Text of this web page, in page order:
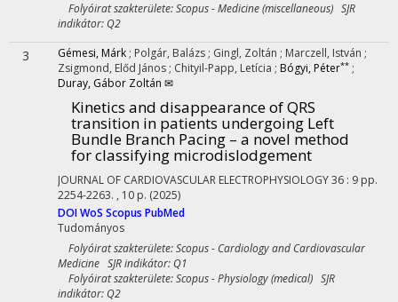
Folyóirat szakterülete: Scopus - Medicine (miscellaneous) SJR
indikátor: Q2
3 Gémesi, Márk ; Polgár, Balázs ; Gingl, Zoltán ; Marczell, István ;
Zsigmond, Előd János ; Chityil-Papp, Letícia ; Bógyi, Péter** ;
Duray, Gábor Zoltán ✉
Kinetics and disappearance of QRS
transition in patients undergoing Left
Bundle Branch Pacing – a novel method
for classifying microdislodgement
JOURNAL OF CARDIOVASCULAR ELECTROPHYSIOLOGY36 : 9 pp.
2254-2263. , 10 p. (2025)
DOIWoS Scopus PubMed
Tudományos
Folyóirat szakterülete: Scopus - Cardiology and Cardiovascular
Medicine SJR indikátor: Q1
Folyóirat szakterülete: Scopus - Physiology (medical) SJR
indikátor: Q2